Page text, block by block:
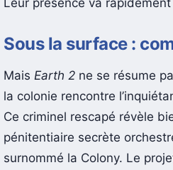
Sous la surface :
Mais Earth 2ne se résume
la colonie rencontre
Ce criminel rescapé révèle
pénitentiaire secrète